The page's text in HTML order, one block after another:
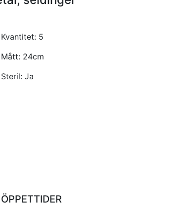
Kvantitet: 5
Mått: 24cm
Steril: Ja
ÖPPETTIDER